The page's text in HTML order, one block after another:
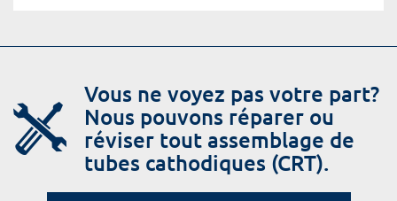
Vous ne voyez pas votre part?
Nous pouvons réparer ou
réviser tout assemblage de
tubes cathodiques (CRT).